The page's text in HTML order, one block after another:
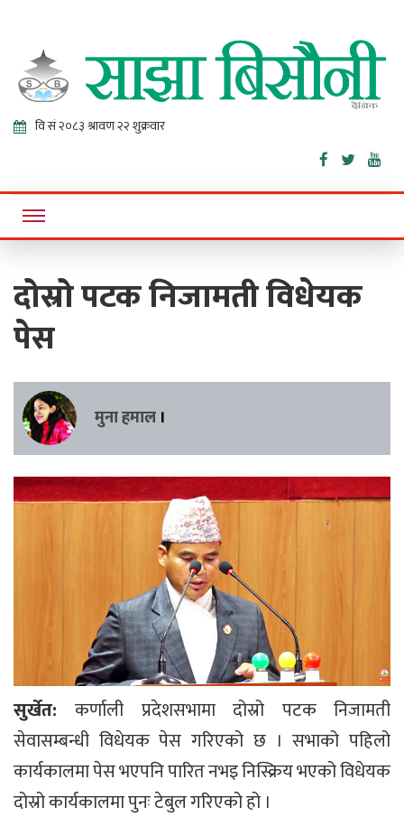
Sajha
Bisaunee
Online News Portal
दोस्रो पटक निजामती विधेयक
पेस
मुना हमाल ।
सुर्खेत:कर्णाली प्रदेशसभामा दोस्रो पटक निजामती
सेवासम्बन्धी विधेयक पेस गरिएको छ । सभाको पहिलो
कार्यकालमा पेस भएपनि पारित नभइ निस्क्रिय भएको विधेयक
दोस्रो कार्यकालमा पुनः टेबुल गरिएको हो ।